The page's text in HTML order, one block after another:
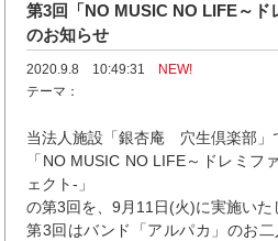
第3回「NO MUSIC NO LIFE～ド
のお知らせ
2020.9.8 10:49:31
NEW!
テーマ：
当法人施設「銀杏庵 穴生倶楽部」
「NO MUSIC NO LIFE～ドレミフ
ェクト-」
の第3回を、9月11日(火)に実施いた
第3回はバンド「アルパカ」のお